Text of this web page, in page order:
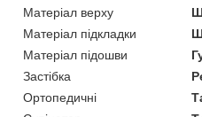
Матеріал верху
Матеріал підкладки
Матеріал підошви
Застібка
Ортопедичні